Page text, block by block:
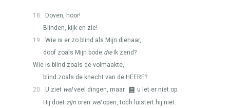
18
Doven, hoor!
Blinden, kijk en zie!
19
Wie is er zo blind als Mijn dienaar,
doof zoals Mijn bode dieIk zend?
Wie is blind zoals de volmaakte,
blind zoals de knecht van de HEERE?
20
U ziet welveel dingen, maar
u let er niet op.
Hij doet zijn oren welopen, toch luistert hij niet.